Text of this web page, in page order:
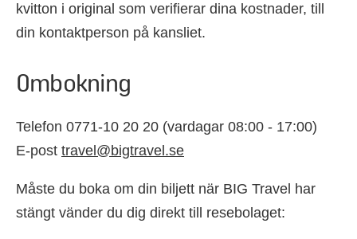
kvitton i original som verifierar dina kostnader, till
din kontaktperson på kansliet.
Ombokning
Telefon 0771-10 20 20 (vardagar 08:00 - 17:00)
E-post travel@bigtravel.se
Måste du boka om din biljett när BIG Travel har
stängt vänder du dig direkt till resebolaget: